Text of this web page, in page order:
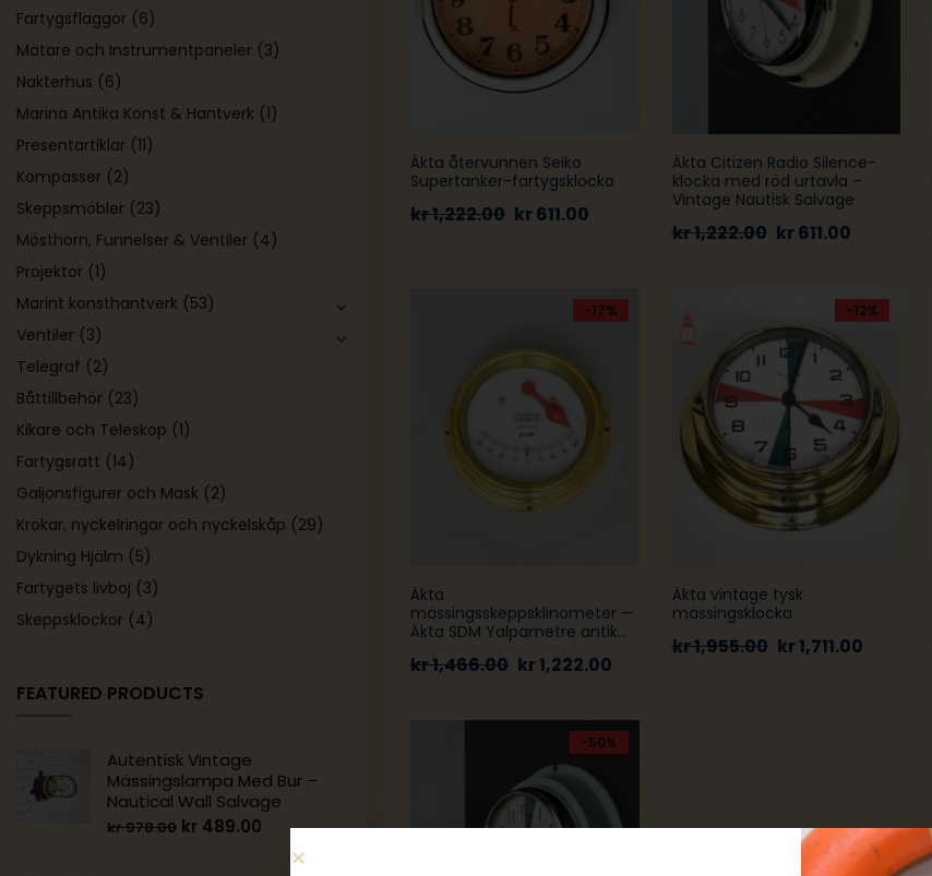
Fartygsflaggor (6)
Mätare och Instrumentpaneler (3)
Nakterhus (6)
Marina Antika Konst & Hantverk (1)
Presentartiklar (11)
Kompasser (2)
Skeppsmöbler (23)
Mösthorn, Funnelser & Ventiler (4)
Projektor (1)
Marint konsthantverk (53)
Ventiler (3)
Telegraf (2)
Båttillbehör (23)
Kikare och Teleskop (1)
Fartygsratt (14)
Galjonsfigurer och Mask (2)
Krokar, nyckelringar och nyckelskåp (29)
Dykning Hjälm (5)
Fartygets livboj (3)
Skeppsklockor (4)
FEATURED PRODUCTS
Autentisk Vintage
Mässingslampa Med Bur –
Nautical Wall Salvage
kr978.00 kr 489.00
Äkta återvunnen Seiko
Supertanker-fartygsklocka
kr1,222.00 kr611.00
Äkta Citizen Radio Silence-
klocka med röd urtavla –
Vintage Nautisk Salvage
kr1,222.00 kr611.00
-17%
Äkta
mässingsskeppsklinometer —
Äkta SDM Yalpametre antik
kr1,466.00 kr1,222.00
-12%
Äkta vintage tysk
mässingsklocka
kr1,955.00 kr1,711.00
-50%-50%